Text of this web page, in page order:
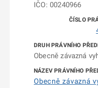
IČO: 00240966
Obecně závazná
Obecně závazná